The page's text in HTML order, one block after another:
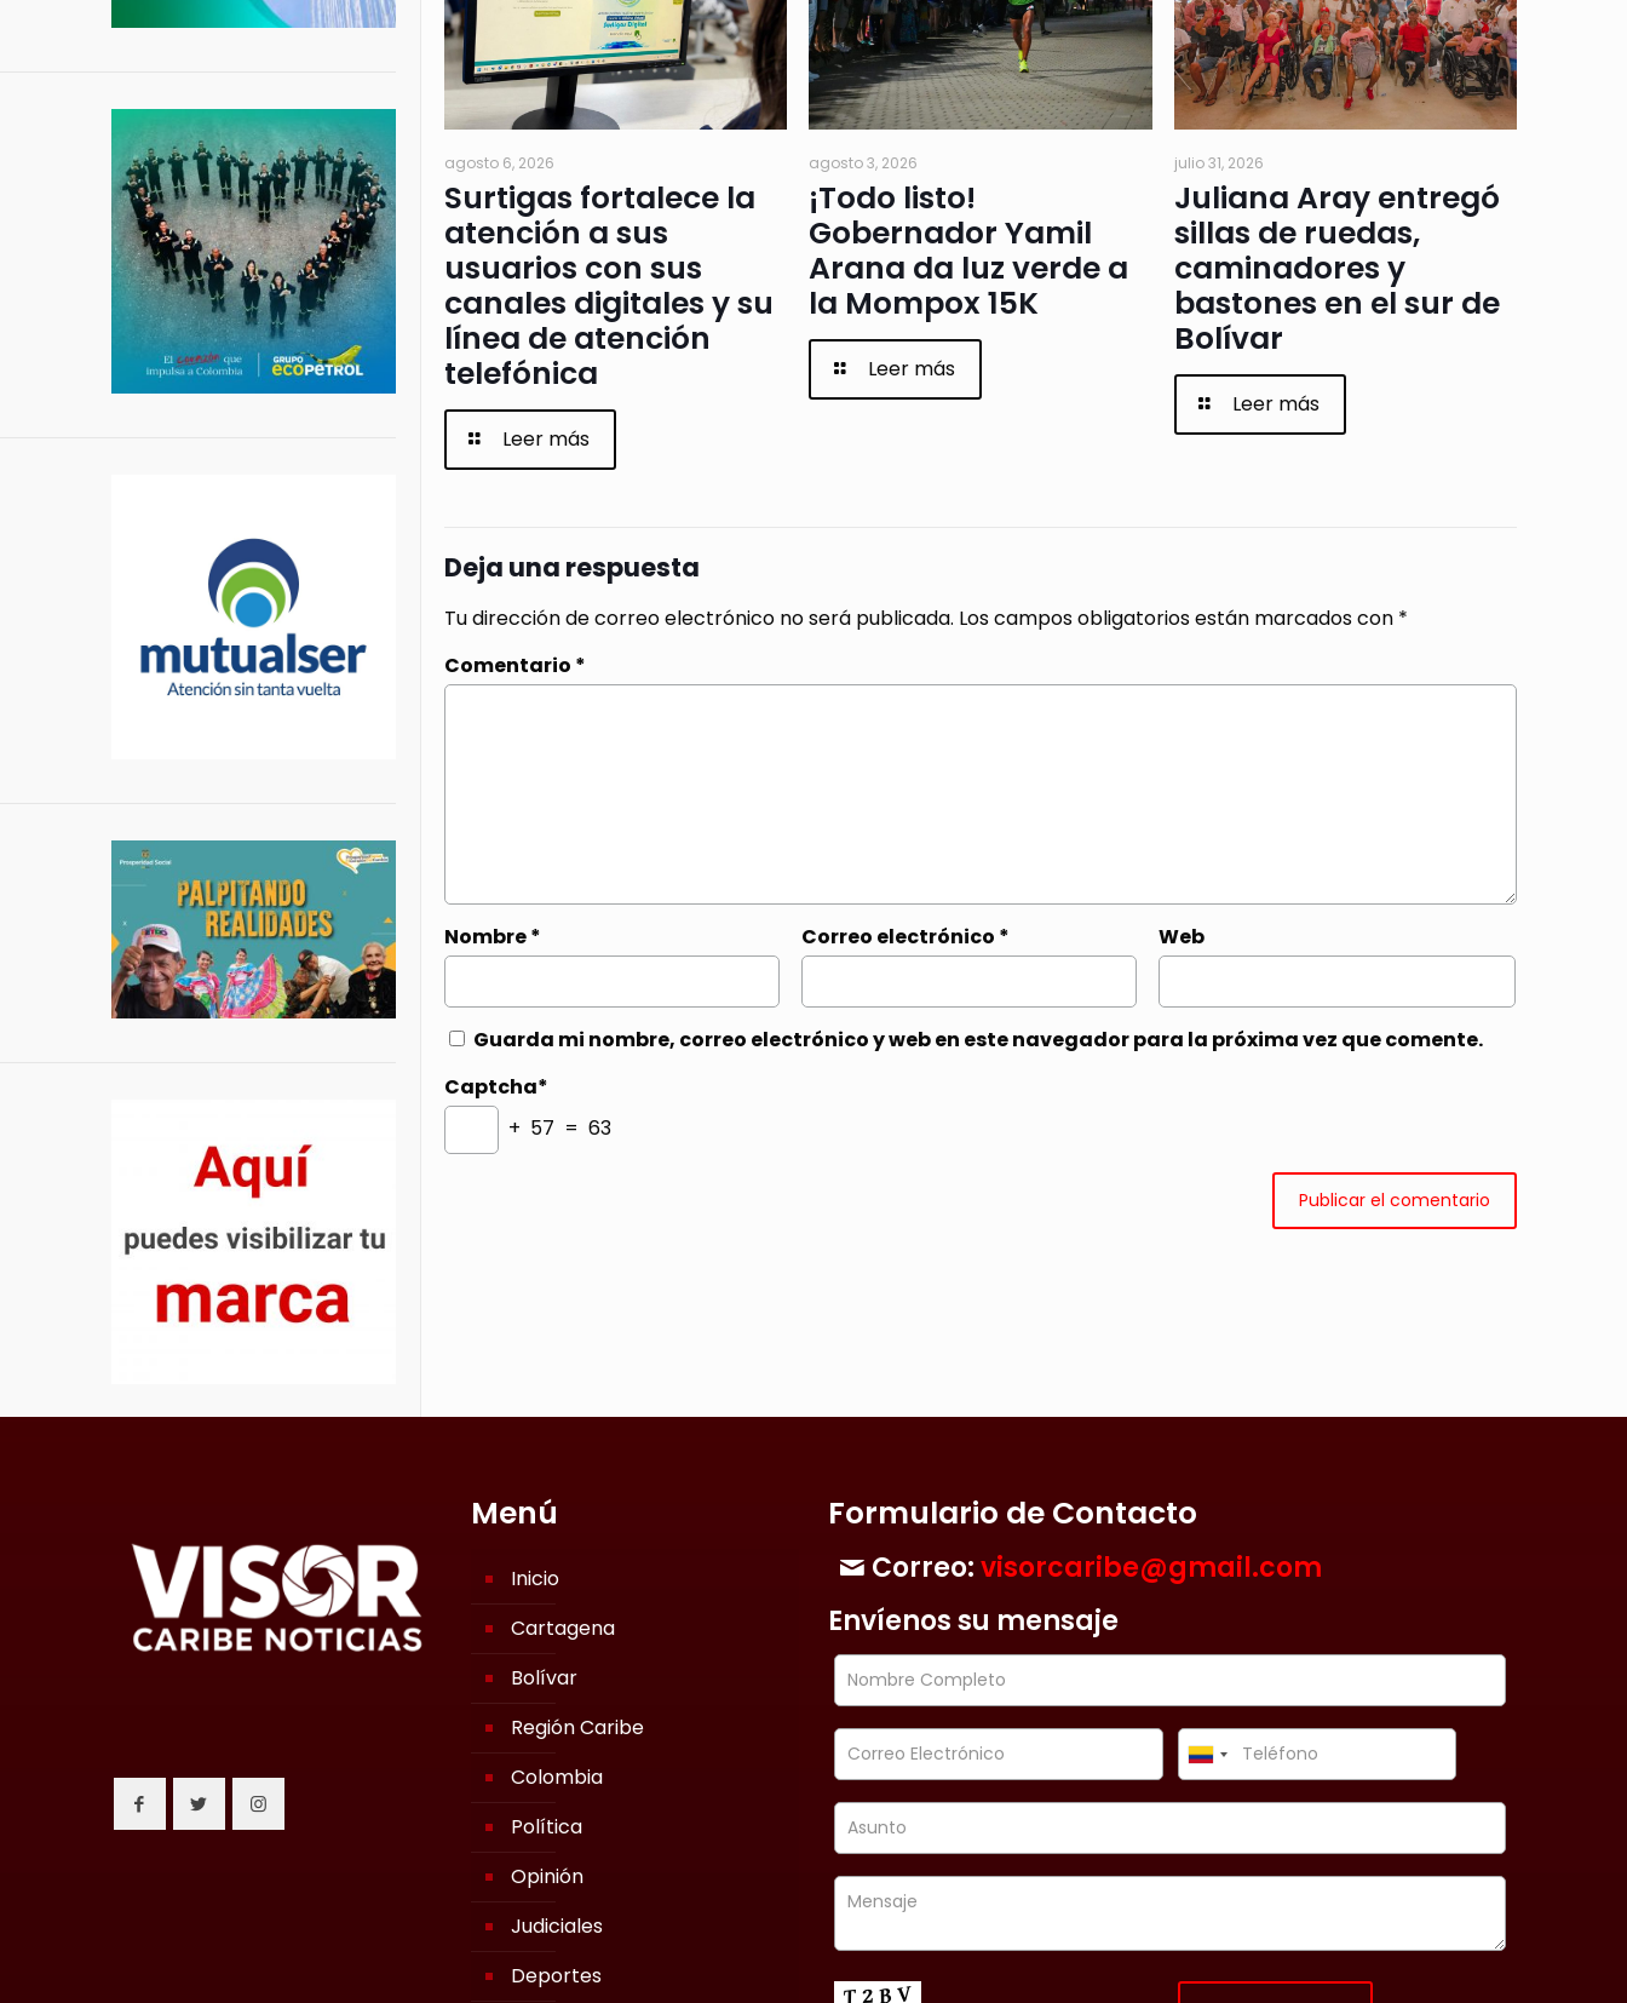
agosto 6, 2026
Surtigas fortalece la
atención a sus
usuarios con sus
canales digitales y su
línea de atención
telefónica
Leer más
agosto 3, 2026
¡Todo listo!
Gobernador Yamil
Arana da luz verde a
la Mompox 15K
Leer más
julio 31, 2026
Juliana Aray entregó
sillas de ruedas,
caminadores y
bastones en el sur de
Bolívar
Leer más
Deja una respuesta
Tu dirección de correo electrónico no será publicada. Los campos obligatorios están marcados con *
Comentario *
Nombre* Correo electrónico * Web
Guarda mi nombre, correo electrónico y web en este navegador para la próxima vez que comente.
Captcha*
+ 57 = 63
Menú
Inicio
Cartagena
Bolívar
Región Caribe
Colombia
Política
Opinión
Judiciales
Deportes
Formulario de Contacto
Correo:visorcaribe@gmail.com
Envíenos su mensaje